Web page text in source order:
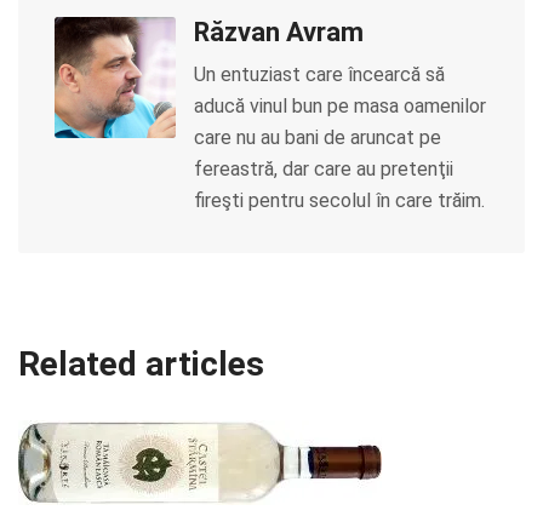
Răzvan Avram
Un entuziast care încearcă să
aducă vinul bun pe masa oamenilor
care nu au bani de aruncat pe
fereastră, dar care au pretenţii
fireşti pentru secolul în care trăim.
Related articles